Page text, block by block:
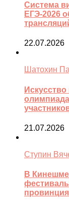
Система
ЕГЭ-2026
22.07.2026
Шатохин
21.07.2026
Ступин
В